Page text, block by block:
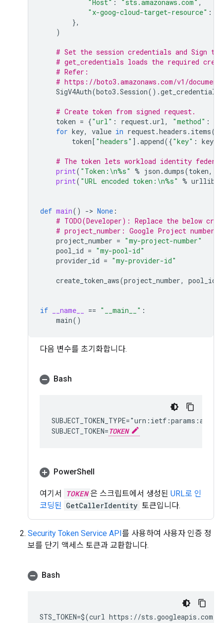
"Host" : "sts.amazonaws.com" ,
"x-goog-cloud-target-resource" :
},
)
# Set the session credentials and Sign
# get_credentials loads the required
# Refer:
# https://boto3.amazonaws.com/v1/
SigV4Auth(boto3 .Session() .get_credentials
# Create token from signed request.
token = {"url" : request.url, "method" :
for key, value in request.headers . items
token[ "headers" ] .append({"key" : key
# The token lets workload identity
print( "Token: \n%s" % json .dumps(token,
print( "URL encoded token: \n%s" % urllib
def main() -> None :
# TODO(Developer): Replace the below
# project_number: Google Project
project_number = "my-project-number"
pool_id = "my-pool-id"
provider_id = "my-provider-id"
create_token_aws(project_number, pool_id
if __name__ == "__main__" :
main()
다음 변수를 초기화합니다.
Bash
SUBJECT_TOKEN=TOKEN
PowerShell
여기서 TOKEN 은 스크립트에서 생성된 URL로 인
코딩된 GetCallerIdentity 토큰입니다.
Security Token Service API를 사용하여 사용자 인증 정
보를 단기 액세스 토큰과 교환합니다.
Bash
STS_TOKEN=$(curl https://